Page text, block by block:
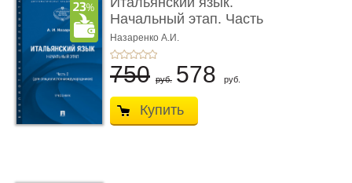
Начальный этап. Часть
2. Учеб� ...
Назаренко А.И.
750 руб. 578 руб.
Купить